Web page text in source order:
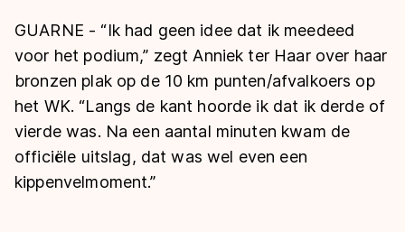
Langebaan
Shorttrack
Inlineskaten
Kunstschaatsen
Schoonrijden
Uitslagen
Langebaan
Shorttrack
Marathon
Inlineskaten
Tijden & historie
Ranglijsten Langebaan
Persoonlijke records & tijden
De weg op
Inschrijven wedstrijden
GUARNE - “Ik had geen idee dat ik meedeed
voor het podium,” zegt Anniek ter Haar over haar
bronzen plak op de 10 km punten/afvalkoers op
het WK. “Langs de kant hoorde ik dat ik derde of
vierde was. Na een aantal minuten kwam de
officiële uitslag, dat was wel even een
kippenvelmoment.”